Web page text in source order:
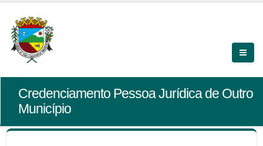
Credenciamento Pessoa Jurídica de Outro
Município